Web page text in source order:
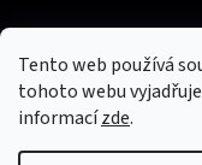
Tento web používá
tohoto webu
informacízde.
Copyright 2026